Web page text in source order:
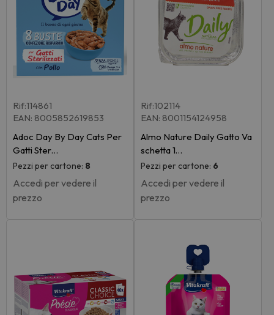
Rif:114861
EAN: 8005852619853
Adoc Day By Day Cats Per
Gatti Ster…
Pezzi per cartone: 8
Accedi per vedere il
prezzo
Rif:102114
EAN: 8001154124958
Almo Nature Daily Gatto Va
schetta 1…
Pezzi per cartone: 6
Accedi per vedere il
prezzo